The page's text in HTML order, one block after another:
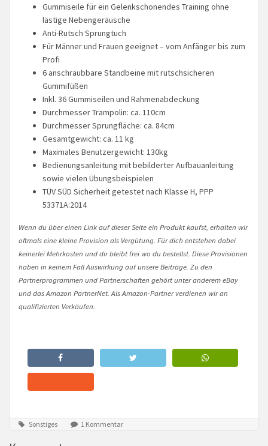
Gummiseile für ein Gelenkschonendes Training ohne
lästige Nebengeräusche
Anti-Rutsch Sprungtuch
Für Männer und Frauen geeignet – vom Anfänger bis zum
Profi
6 anschraubbare Standbeine mit rutschsicheren
Gummifüßen
Inkl. 36 Gummiseilen und Rahmenabdeckung
Durchmesser Trampolin: ca. 110cm
Durchmesser Sprungfläche: ca. 84cm
Gesamtgewicht: ca. 11 kg
Maximales Benutzergewicht: 130kg
Bedienungsanleitung mit bebilderter Aufbauanleitung
sowie vielen Übungsbeispielen
TÜV SÜD Sicherheit getestet nach Klasse H, PPP
53371A:2014
Wenn du über einen Link auf dieser Seite ein Produkt kaufst, erhalten wir
oftmals eine kleine Provision als Vergütung. Für dich entstehen dabei
keinerlei Mehrkosten und dir bleibt frei wo du bestellst. Diese Provisionen
haben in keinem Fall Auswirkung auf unsere Beiträge. Zu den
Partnerprogrammen und Partnerschaften gehört unter anderem eBay
und das Amazon PartnerNet. Als Amazon-Partner verdienen wir an
qualifizierten Verkäufen.
Sonstiges 1 Kommentar